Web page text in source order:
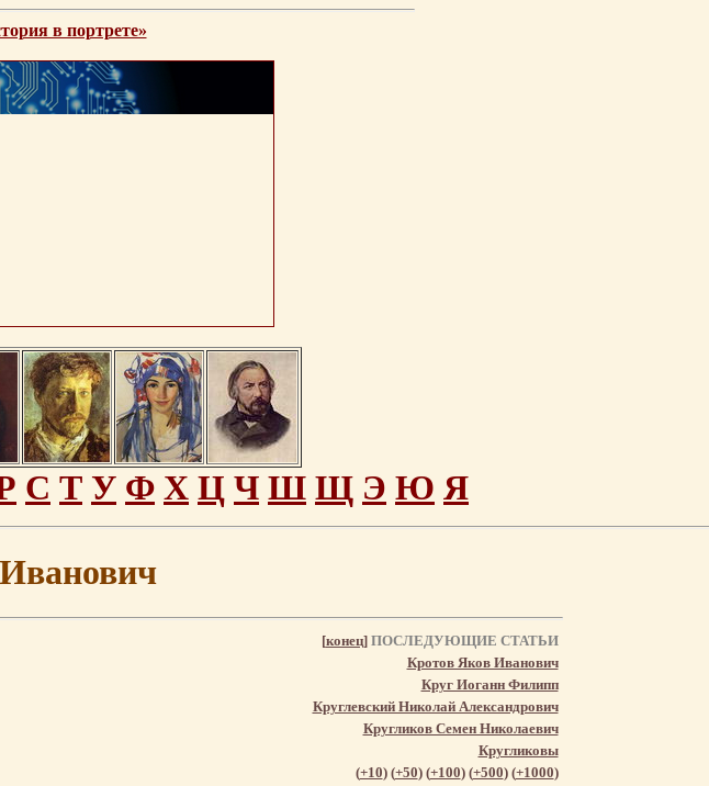
в портрете»
С Т У Ф Х Ц Ч Ш Щ Э Ю Я
[конец]ПОСЛЕДУЮЩИЕ СТАТЬИ
Кротов Яков Иванович
Круг Иоганн Филипп
Круглевский Николай Александрович
Кругликов Семен Николаевич
Кругликовы
(+10) (+50) (+100) (+500) (+1000)